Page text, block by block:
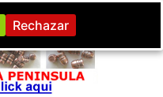
Rechazar